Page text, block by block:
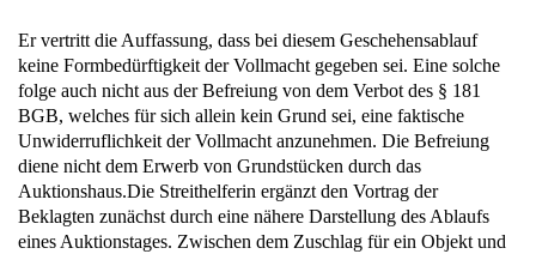
Er vertritt die Auffassung, dass bei diesem Geschehensablauf
keine Formbedürftigkeit der Vollmacht gegeben sei. Eine solche
folge auch nicht aus der Befreiung von dem Verbot des § 181
BGB, welches für sich allein kein Grund sei, eine faktische
Unwiderruflichkeit der Vollmacht anzunehmen. Die Befreiung
diene nicht dem Erwerb von Grundstücken durch das
Auktionshaus.Die Streithelferin ergänzt den Vortrag der
Beklagten zunächst durch eine nähere Darstellung des Ablaufs
eines Auktionstages. Zwischen dem Zuschlag für ein Objekt und